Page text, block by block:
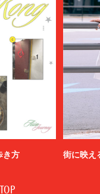
き方 街に映え
TOP